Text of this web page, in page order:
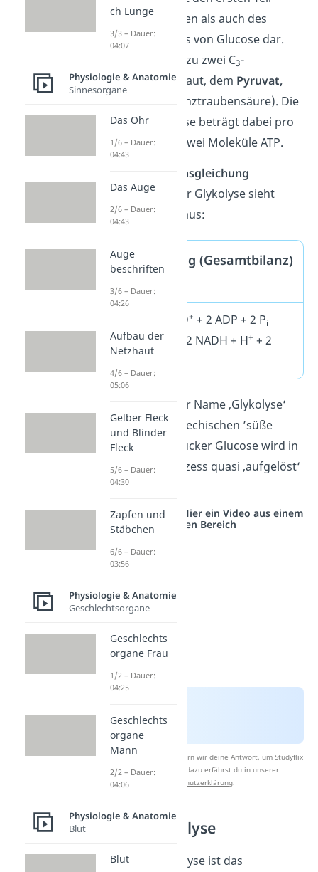
sowohl des aeroben als auch des
anaeroben Abbaus von Glucose dar.
Glucose wird hier zu zwei C3-
Bausteinen abgebaut, dem Pyruvat,
das Anion der Brenztraubensäure). Die
Bilanz der Glykolyse beträgt dabei pro
Molekül Glucose zwei Moleküle ATP.
Nettoreaktionsgleichung
Gesamtbilanz) der Glykolyse sieht
folgendermaßen aus:
Nettogleichung (Gesamtbilanz)
der Glykolyse
+ 2 NAD+ + 2 ADP + 2 Pi
2 Pyruvat + 2 NADH + H+ + 2
Der Name ‚Glykolyse‘
bedeutet im Altgriechischen ’süße
Auflösung‘: der Zucker Glucose wird in
diesem Abbauprozess quasi ‚aufgelöst‘
Studyflix vernetzt: Hier ein Video aus einem
anderen Bereich
Nach Beantwortung speichern wir deine Antwort, um Studyflix
zu verbessern. Mehr dazu erfährst du in unserer
Datenschutzerklärung
Ort der Glykolyse
Der Ort der Glykolyse ist das
ch Lunge
3/3 – Dauer:
04:07
Physiologie & Anatomie
Sinnesorgane
Das Ohr
1/6 – Dauer:
04:43
Das Auge
2/6 – Dauer:
04:43
Auge
beschriften
3/6 – Dauer:
04:26
Aufbau der
Netzhaut
4/6 – Dauer:
05:06
Gelber Fleck
und Blinder
Fleck
5/6 – Dauer:
04:30
Zapfen und
Stäbchen
6/6 – Dauer:
03:56
Physiologie & Anatomie
Geschlechtsorgane
Geschlechts
organe Frau
1/2 – Dauer:
04:25
Geschlechts
organe
Mann
2/2 – Dauer:
04:06
Physiologie & Anatomie
Blut
Blut